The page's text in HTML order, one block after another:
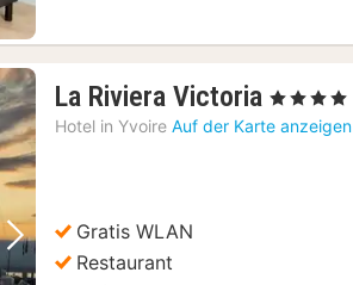
Nächstes Bild
La Riviera Victoria 1
Nacht
, 4 Sterne
Hotel in Yvoire Auf der Karte anzeigen
Gratis WLAN
Restaurant